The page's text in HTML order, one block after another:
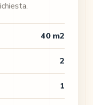
40 m2
2
1